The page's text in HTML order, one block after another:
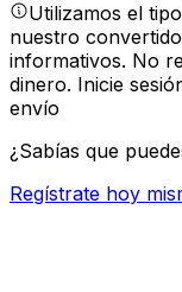
Utilizamos el
nuestro
informativos. No
dinero. Inicie
envío
¿Sabías que
Regístrate hoy